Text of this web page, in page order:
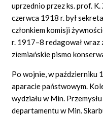
uprzednio przez ks. prof.
czerwca 1918 r. był
członkiem komisji
r. 1917–8 redagował wraz
ziemiańskie pismo
Po wojnie, w październiku
aparacie państwowym.
wydziału w Min.
departamentu w Min.